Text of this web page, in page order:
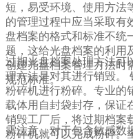
短，易受环境、使用方法
的管理过程中应当采取有
盘档案的格式和标准不统
题，这给光盘档案的利用
创建光盘档案管理方法时
规范标准。
过期光盘档案处理方法可
理方法是对其进行销毁。
粉碎机进行粉碎。专业的
载体用自封袋封存，保证
销毁工厂后，将过期档案
粉碎机就可以完成粉碎。
需注意，对于包含敏感数